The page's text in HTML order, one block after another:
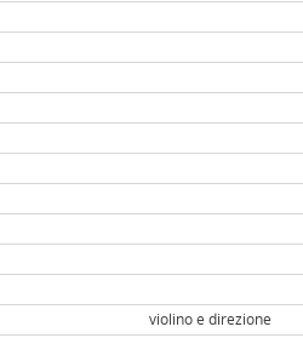
violino e direzione